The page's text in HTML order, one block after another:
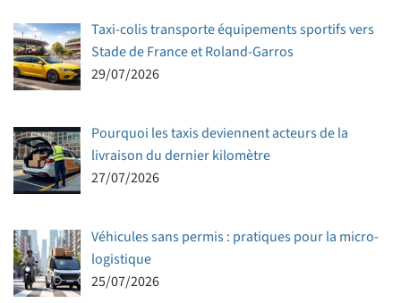
Taxi-colis transporte équipements sportifs vers
Stade de France et Roland-Garros
29/07/2026
Pourquoi les taxis deviennent acteurs de la
livraison du dernier kilomètre
27/07/2026
Véhicules sans permis : pratiques pour la micro-
logistique
25/07/2026